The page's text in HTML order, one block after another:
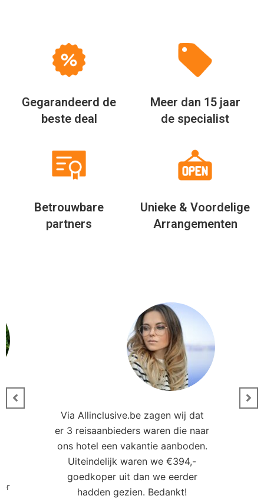
Gegarandeerd de
beste deal
Meer dan 15 jaar
de specialist
Betrouwbare
partners
Unieke & Voordelige
Arrangementen
Via Allinclusive.be zagen wij dat
er 3 reisaanbieders waren die naar
ons hotel een vakantie aanboden.
Uiteindelijk waren we €394,-
goedkoper uit dan we eerder
hadden gezien. Bedankt!